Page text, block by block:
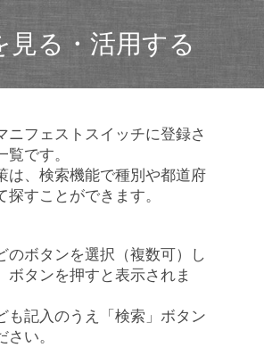
見る・活用する
ニフェストスイッチに登録さ
です。
は、検索機能で種別や都道府
探すことができます。
のボタンを選択（複数可）し
ボタンを押すと表示されま
も記入のうえ「検索」ボタン
さい。